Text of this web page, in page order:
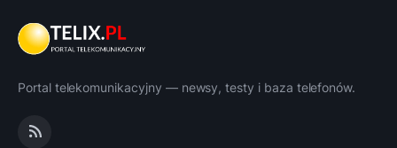
Portal telekomunikacyjny — newsy, testy i baza telefonów.